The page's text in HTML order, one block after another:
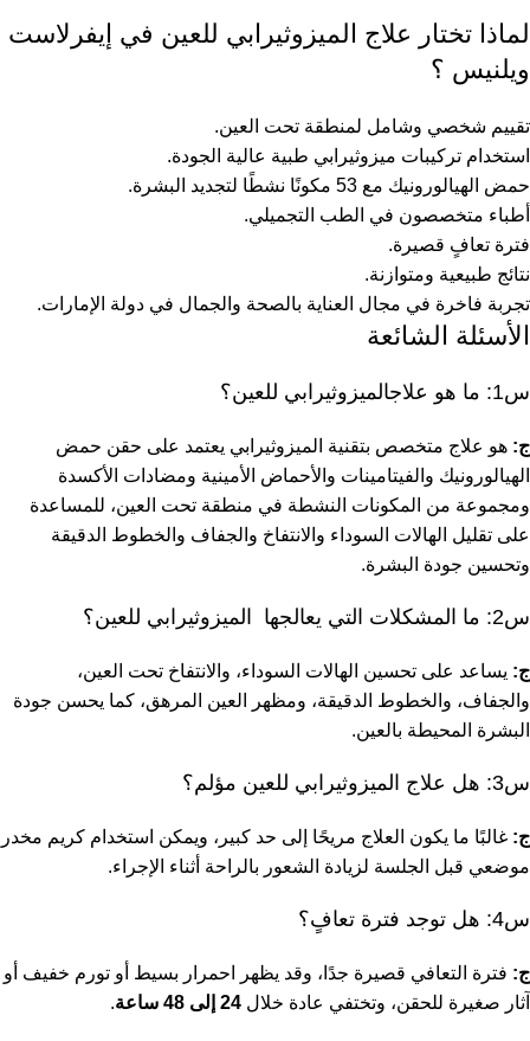
لماذا تختار علاج الميزوثيرابي للعين في إيفرلاست
ويلنيس ؟
تقييم شخصي وشامل لمنطقة تحت العين.
استخدام تركيبات ميزوثيرابي طبية عالية الجودة.
حمض الهيالورونيك مع 53 مكونًا نشطًا لتجديد البشرة.
أطباء متخصصون في الطب التجميلي.
فترة تعافٍ قصيرة.
نتائج طبيعية ومتوازنة.
تجربة فاخرة في مجال العناية بالصحة والجمال في دولة الإمارات.
الأسئلة الشائعة
س1: ما هو علاجالميزوثيرابي للعين؟
ج: هو علاج متخصص بتقنية الميزوثيرابي يعتمد على حقن حمض
الهيالورونيك والفيتامينات والأحماض الأمينية ومضادات الأكسدة
ومجموعة من المكونات النشطة في منطقة تحت العين، للمساعدة
على تقليل الهالات السوداء والانتفاخ والجفاف والخطوط الدقيقة
وتحسين جودة البشرة.
س2: ما المشكلات التي يعالجها الميزوثيرابي للعين؟
ج: يساعد على تحسين الهالات السوداء، والانتفاخ تحت العين،
والجفاف، والخطوط الدقيقة، ومظهر العين المرهق، كما يحسن جودة
البشرة المحيطة بالعين.
س3: هل علاج الميزوثيرابي للعين مؤلم؟
ج: غالبًا ما يكون العلاج مريحًا إلى حد كبير، ويمكن استخدام كريم مخدر
موضعي قبل الجلسة لزيادة الشعور بالراحة أثناء الإجراء.
س4: هل توجد فترة تعافٍ؟
ج: فترة التعافي قصيرة جدًا، وقد يظهر احمرار بسيط أو تورم خفيف أو
آثار صغيرة للحقن، وتختفي عادة خلال 24 إلى 48 ساعة .